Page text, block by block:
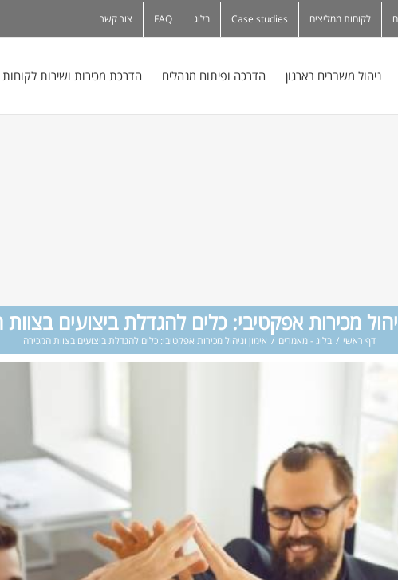
לקוחות ממליצים Case studies בלוג FAQ צור קשר
ניהול משברים בארגון הדרכה ופיתוח מנהלים הדרכת מכירות ושירות לקוחות
מכירות אפקטיבי: כלים להגדלת ביצועים
דף ראשי / בלוג - מאמרים / אימון וניהול מכירות אפקטיבי: כלים להגדלת ביצועים בצוות המכירה